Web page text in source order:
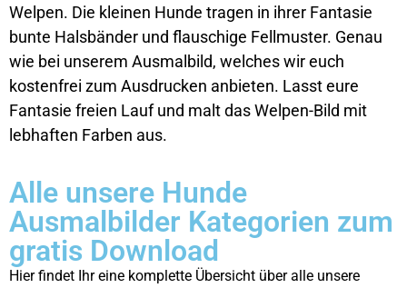
Welpen. Die kleinen Hunde tragen in ihrer Fantasie
bunte Halsbänder und flauschige Fellmuster. Genau
wie bei unserem Ausmalbild, welches wir euch
kostenfrei zum Ausdrucken anbieten. Lasst eure
Fantasie freien Lauf und malt das Welpen-Bild mit
lebhaften Farben aus.
Alle unsere Hunde
Ausmalbilder Kategorien zum
gratis Download
Hier findet Ihr eine komplette Übersicht über alle unsere